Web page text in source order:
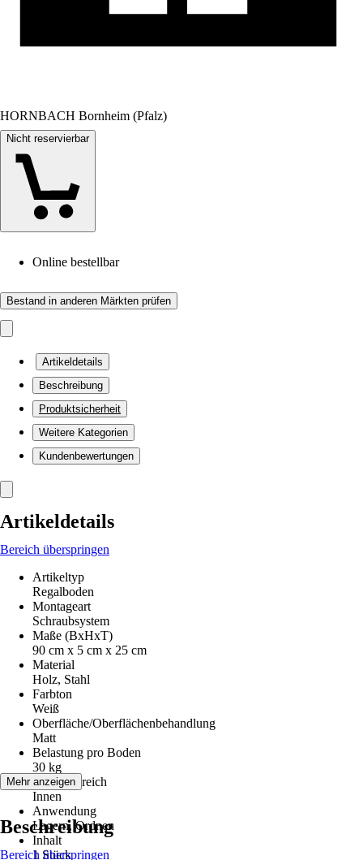
HORNBACH Bornheim (Pfalz)
Nicht reservierbar
Online bestellbar
Bestand in anderen Märkten prüfen
Artikeldetails
Beschreibung
Produktsicherheit
Weitere Kategorien
Kundenbewertungen
Artikeldetails
Bereich überspringen
Artikeltyp
Regalboden
Montageart
Schraubsystem
Maße (BxHxT)
90 cm x 5 cm x 25 cm
Material
Holz, Stahl
Farbton
Weiß
Oberfläche/Oberflächenbehandlung
Matt
Belastung pro Boden
30 kg
Einsatzbereich
Innen
Anwendung
Lagern, Ordnen
Inhalt
1 Stück
Mehr anzeigen
Beschreibung
Bereich überspringen